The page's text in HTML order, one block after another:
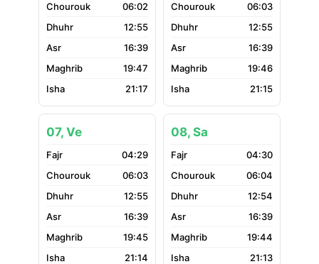
06:02
12:55
16:39
19:47
21:17
06:03
12:55
16:39
19:46
21:15
07, Ve
04:29
06:03
12:55
16:39
19:45
21:14
08, Sa
04:30
06:04
12:54
16:39
19:44
21:13